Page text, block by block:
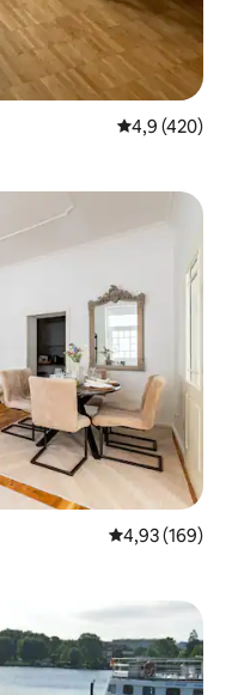
Середня
4,9 (420)
Середня
4,93 (169)